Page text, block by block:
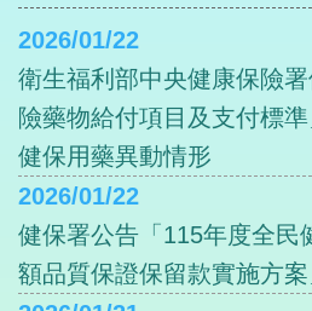
2026/01/22
衛生福利部中央健康保險
險藥物給付項目及支付標
健保用藥異動情形
2026/01/22
健保署公告「115年度全民
額品質保證保留款實施方案